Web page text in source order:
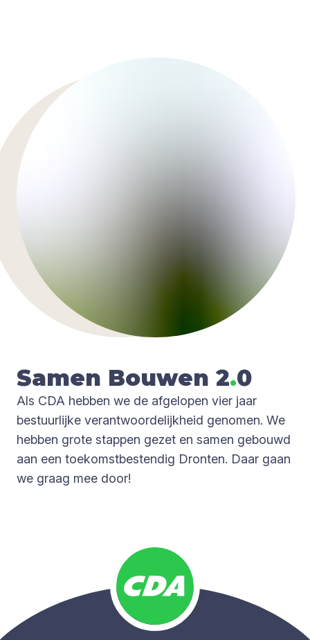
Samen Bou­wen 2.0
Als CDA hebben we de afgelopen vier jaar
bestuurlijke verantwoordelijkheid genomen. We
hebben grote stappen gezet en samen gebouwd
aan een toekomstbestendig Dronten. Daar gaan
we graag mee door!